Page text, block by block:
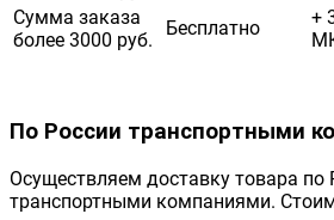
Сумма заказа
более 3000 руб.
Бесплатно
+
По России транспортными
Осуществляем доставку товара по
транспортными компаниями.